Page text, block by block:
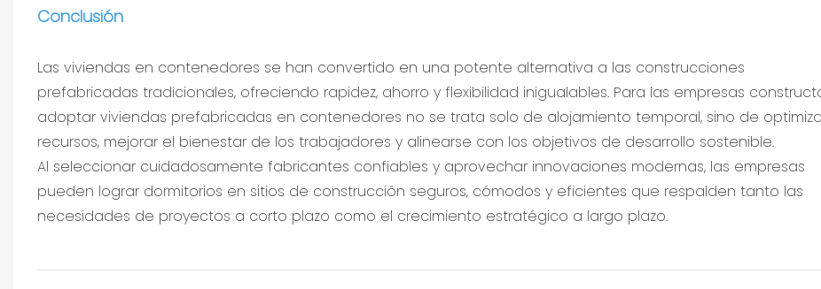
Conclusión
Las viviendas en contenedores se han convertido en una potente alternativa a las construcciones
prefabricadas tradicionales, ofreciendo rapidez, ahorro y flexibilidad inigualables. Para las empresas
adoptar viviendas prefabricadas en contenedores no se trata solo de alojamiento temporal, sino de
recursos, mejorar el bienestar de los trabajadores y alinearse con los objetivos de desarrollo sostenible.
Al seleccionar cuidadosamente fabricantes confiables y aprovechar innovaciones modernas, las empresas
pueden lograr dormitorios en sitios de construcción seguros, cómodos y eficientes que respalden tanto las
necesidades de proyectos a corto plazo como el crecimiento estratégico a largo plazo.